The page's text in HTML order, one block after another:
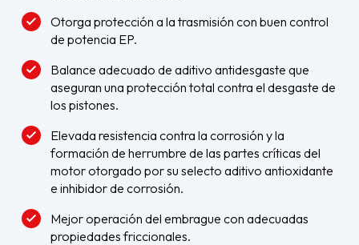
Otorga protección a la trasmisión con buen control
de potencia EP.
Balance adecuado de aditivo antidesgaste que
aseguran una protección total contra el desgaste de
los pistones.
Elevada resistencia contra la corrosión y la
formación de herrumbre de las partes críticas del
motor otorgado por su selecto aditivo antioxidante
e inhibidor de corrosión.
Mejor operación del embrague con adecuadas
propiedades friccionales.